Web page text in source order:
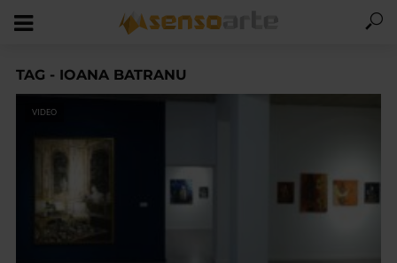
TAG - IOANA BATRANU
VIDEO